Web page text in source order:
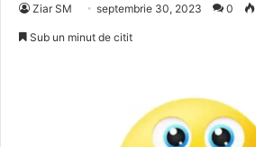
Ziar SM septembrie 30, 2023 0
Sub un minut de citit